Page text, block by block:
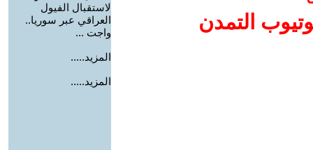
التمدن
لاستقبال الفيول
العراقي عبر سوريا..
واجت ...
المزيد.....
المزيد.....